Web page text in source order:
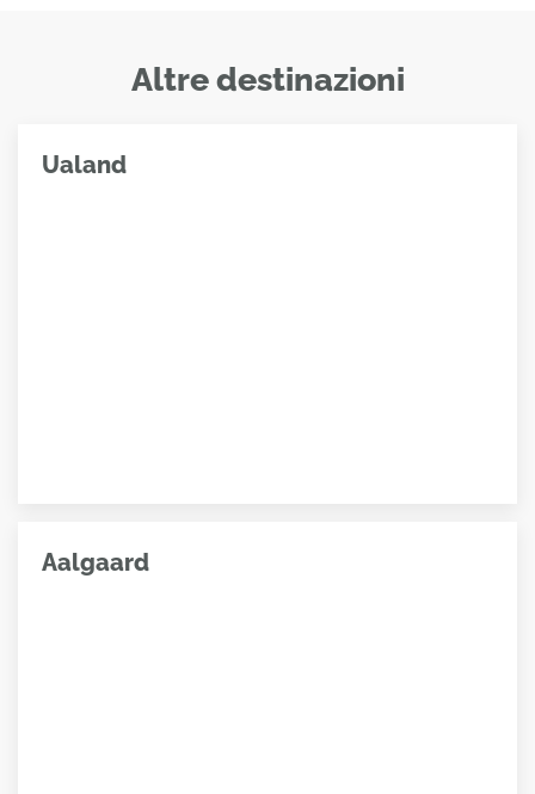
Altre destinazioni
Ualand
Aalgaard